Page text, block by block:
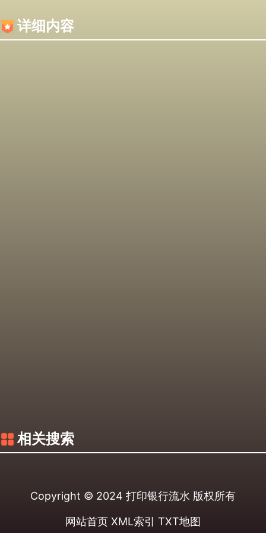
详细内容
相关搜索
Copyright © 2024 打印银行流水 版权所有
网站首页 XML索引 TXT地图